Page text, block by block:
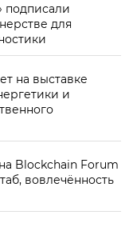
для
на выставке
и
Blockchain Forum
вовлечённость